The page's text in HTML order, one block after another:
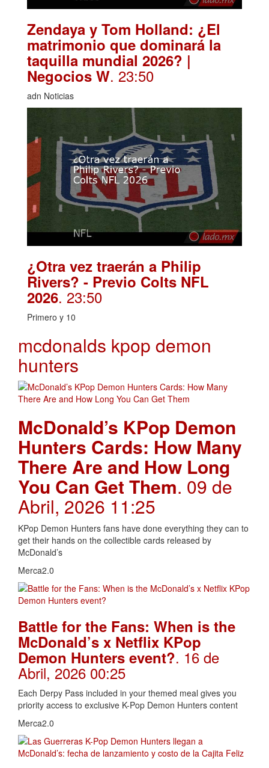
Zendaya y Tom Holland: ¿El
matrimonio que dominará la
taquilla mundial 2026? |
Negocios W. 23:50
adn Noticias
¿Otra vez traerán a Philip
Rivers? - Previo Colts NFL
2026. 23:50
Primero y 10
mcdonalds kpop demon
hunters
McDonald’s KPop Demon
Hunters Cards: How Many
There Are and How Long
You Can Get Them. 09 de
Abril, 2026 11:25
KPop Demon Hunters fans have done everything they can to
get their hands on the collectible cards released by
McDonald’s
Merca2.0
Battle for the Fans: When is the
McDonald’s x Netflix KPop
Demon Hunters event?. 16 de
Abril, 2026 00:25
Each Derpy Pass included in your themed meal gives you
priority access to exclusive K-Pop Demon Hunters content
Merca2.0